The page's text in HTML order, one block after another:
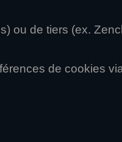
ou de tiers (ex.
de cookies